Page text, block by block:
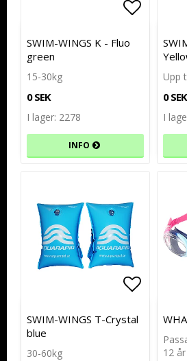
Lägg
Lägg
SWIM-WINGS K - Fluo
green
15-30kg
0 SEK
I lager: 2278
INFO
Upp
0 SEK
I
Lägg
Lägg
SWIM-WINGS T-Crystal
blue
30-60kg
12 år